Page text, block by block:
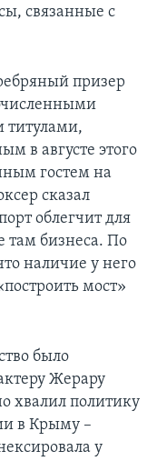
связанные с
призер
в августе этого
гостем на
сказал
облегчит для
там бизнеса. По
наличие у него
мост»
было
Жерару
хвалил политику
в Крыму –
у